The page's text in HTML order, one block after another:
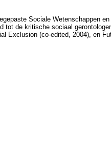
Sociale Wetenschappen
tot de kritische sociaal
Exclusion (co-edited, 2004), en